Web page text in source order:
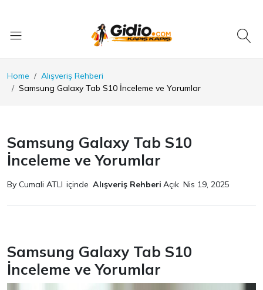
Home
Alışveriş Rehberi
Samsung Galaxy Tab S10 İnceleme ve Yorumlar
Samsung Galaxy Tab S10
İnceleme ve Yorumlar
By Cumali ATLI içinde Alışveriş Rehberi Açık Nis 19, 2025
Samsung Galaxy Tab S10
İnceleme ve Yorumlar